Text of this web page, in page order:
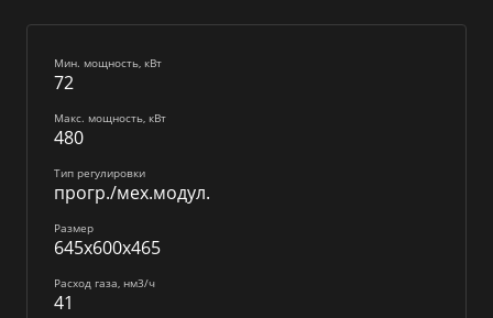
Мин. мощность, кВт
72
Макс. мощность, кВт
480
Тип регулировки
прогр./мех.модул.
Размер
645x600x465
Расход газа, нм3/ч
41